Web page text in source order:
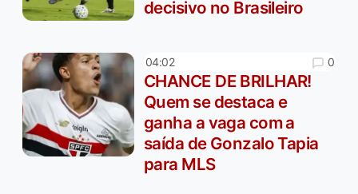
decisivo no Brasileiro
04:02 0
CHANCE DE BRILHAR!
Quem se destaca e
ganha a vaga com a
saída de Gonzalo Tapia
para MLS